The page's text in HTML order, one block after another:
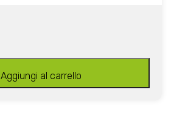
Aggiungi al carrello